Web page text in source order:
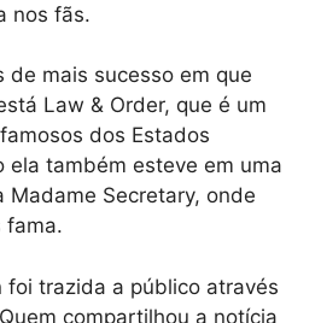
nos fãs.
de mais sucesso em que
Law & Order, que é um
dos Estados
ela também esteve em uma
Madame Secretary, onde
fama.
foi trazida a público através
compartilhou a notícia